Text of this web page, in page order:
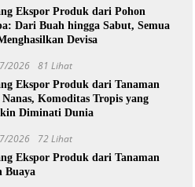
Ekspor Produk dari Pohon
Dari Buah hingga Sabut, Semua
Devisa
2026 81 Lihat
Ekspor Produk dari Tanaman
Nanas, Komoditas Tropis yang
Diminati Dunia
2026 72 Lihat
Ekspor Produk dari Tanaman
Buaya